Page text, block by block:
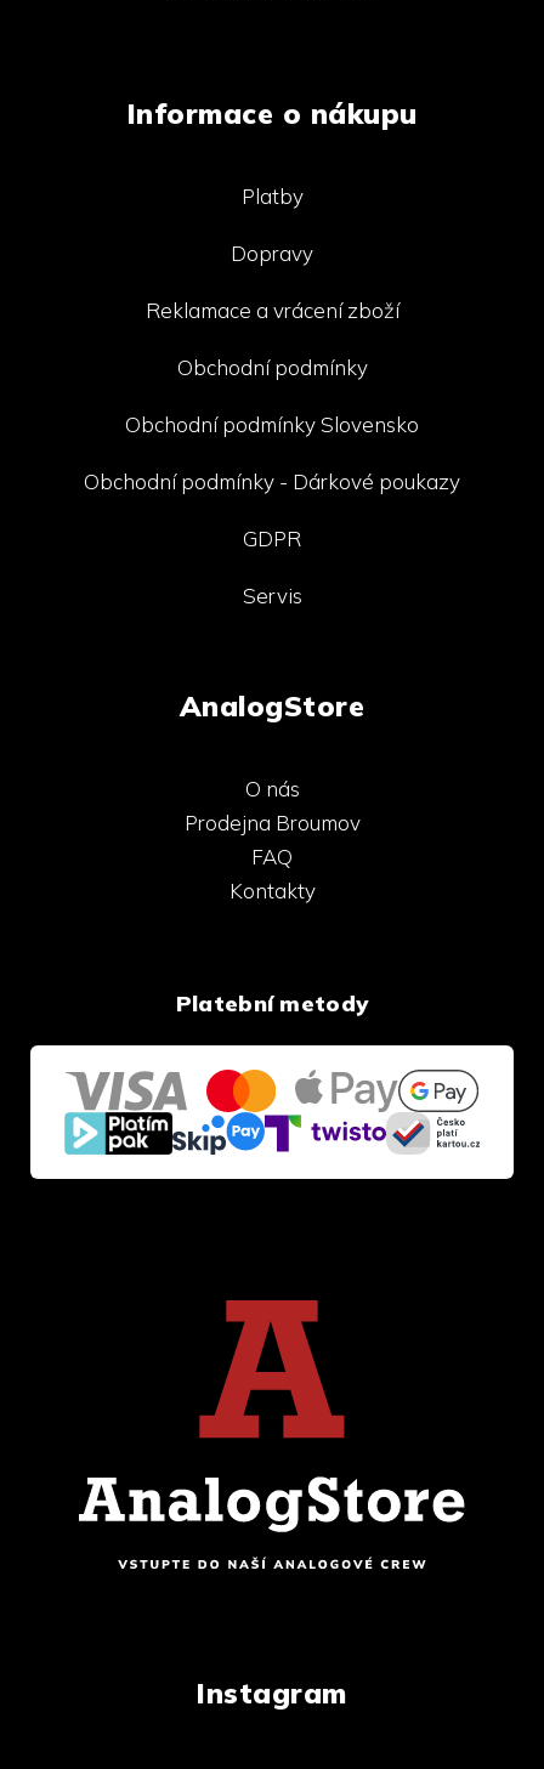
Informace o nákupu
Platby
Dopravy
Reklamace a vrácení zboží
Obchodní podmínky
Obchodní podmínky Slovensko
Obchodní podmínky - Dárkové poukazy
GDPR
Servis
AnalogStore
O nás
Prodejna Broumov
FAQ
Kontakty
Platební metody
Instagram